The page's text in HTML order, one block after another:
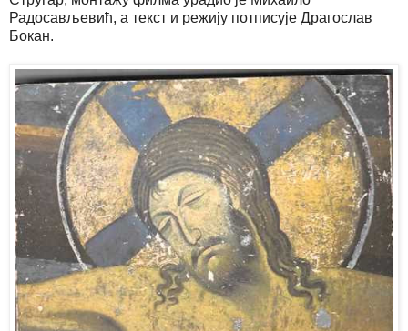
Радосављевић, а текст и режију потписује Драгослав
Бокан.